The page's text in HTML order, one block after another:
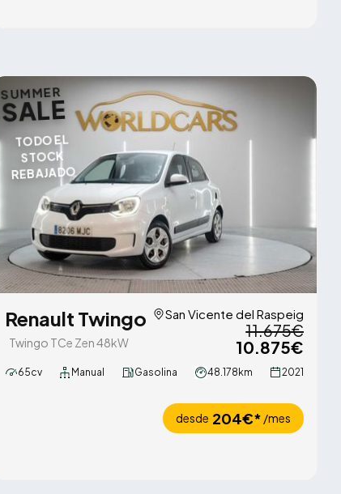
SUMMER
SALE
TODO EL
STOCK
REBAJADO
Renault Twingo
Twingo TCe Zen 48kW
San Vicente del Raspeig
11.675€
10.875€
65cv Manual Gasolina 48.178km 2021
desde 204€* /mes